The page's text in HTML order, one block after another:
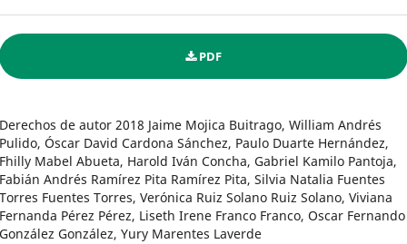
PDF
Derechos de autor 2018 Jaime Mojica Buitrago, William Andrés
Pulido, Óscar David Cardona Sánchez, Paulo Duarte Hernández,
Fhilly Mabel Abueta, Harold Iván Concha, Gabriel Kamilo Pantoja,
Fabián Andrés Ramírez Pita Ramírez Pita, Silvia Natalia Fuentes
Torres Fuentes Torres, Verónica Ruiz Solano Ruiz Solano, Viviana
Fernanda Pérez Pérez, Liseth Irene Franco Franco, Oscar Fernando
González González, Yury Marentes Laverde